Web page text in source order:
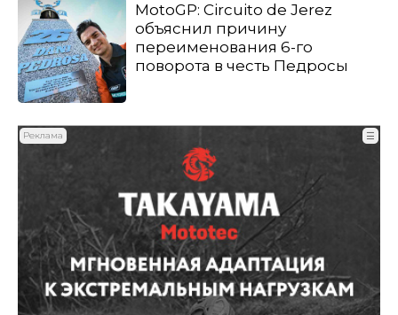
MotoGP: Circuito de Jerez
объяснил причину
переименования 6-го
поворота в честь Педросы
Реклама ☰